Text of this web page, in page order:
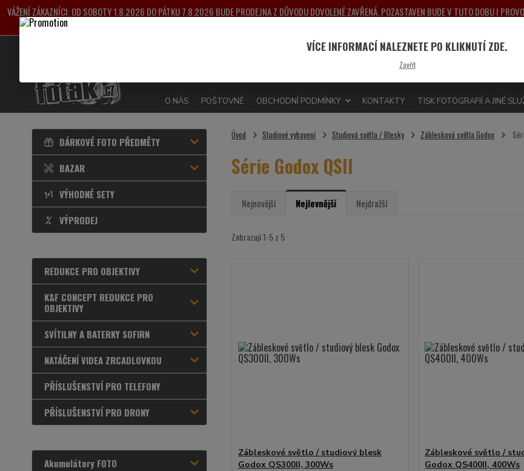
VÁŽENÍ ZÁKAZNÍCI: OD SOBOTY 1.8.2026 DO PÁTKU 7.8.2026 BUDE PRODEJNA Z DŮVODU DOVOLENÉ ZAVŘENÁ. POZASTAVEN BUDE V TUTO DOBU I
O NÁS POŠTOVNÉ OBCHODNÍ PODMÍNKY KONTAKTY TISK FOTOGRAFIÍ A JINÉ
DÁRKOVÉ FOTO PŘEDMĚTY
BAZAR
VÝHODNÉ SETY
VÝPRODEJ
REDUKCE PRO OBJEKTIVY
K&F CONCEPT REDUKCE PRO
OBJEKTIVY
SVÍTILNY A BATERKY SOFIRN
NATÁČENÍ VIDEA ZRCADLOVKOU
PŘÍSLUŠENSTVÍ PRO TELEFONY
PŘÍSLUŠENSTVÍ PRO DRONY
Akumulátory FOTO
Úvod Studiové vybavení Studiová světla / Blesky Záblesková světla Godox
Série Godox QSII
Nejnovější Nejlevnější Nejdražší
Zobrazuji 1-5 z 5
Zábleskové světlo / studiový blesk
Godox QS300II, 300Ws
Zábleskové světlo /
Godox QS400II, 400Ws
VÍCE INFORMACÍ NALEZNETE PO KLIKNUTÍ ZDE.
Zavřít